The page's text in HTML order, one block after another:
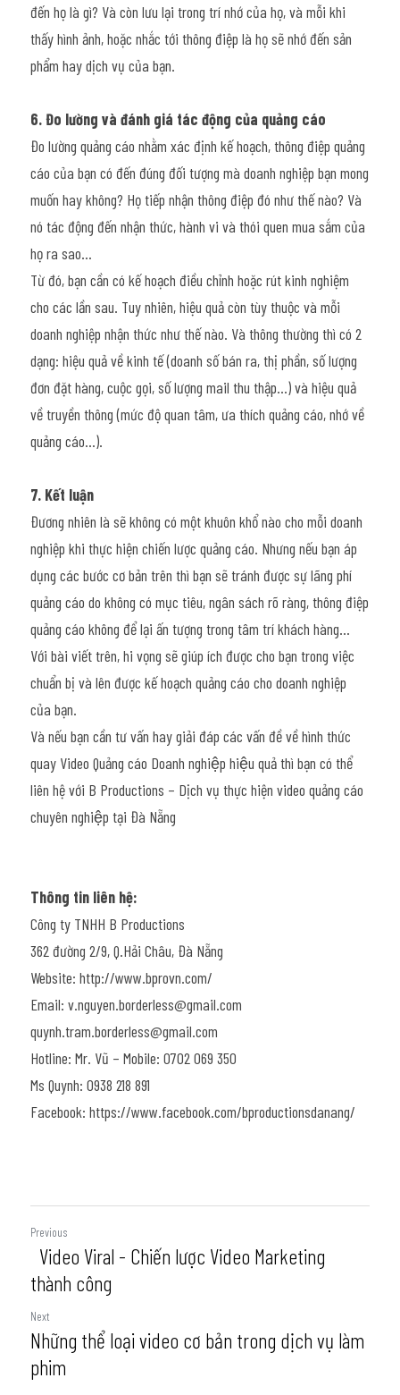
đến họ là gì? Và còn lưu lại trong trí nhớ của họ, và mỗi khi
thấy hình ảnh, hoặc nhắc tới thông điệp là họ sẽ nhớ đến sản
phẩm hay dịch vụ của bạn.
6. Đo lường và đánh giá tác động của quảng cáo
Đo lường quảng cáo nhằm xác định kế hoạch, thông điệp quảng
cáo của bạn có đến đúng đối tượng mà doanh nghiệp bạn mong
muốn hay không? Họ tiếp nhận thông điệp đó như thế nào? Và
nó tác động đến nhận thức, hành vi và thói quen mua sắm của
họ ra sao…
Từ đó, bạn cần có kế hoạch điều chỉnh hoặc rút kinh nghiệm
cho các lần sau. Tuy nhiên, hiệu quả còn tùy thuộc và mỗi
doanh nghiệp nhận thức như thế nào. Và thông thường thì có 2
dạng: hiệu quả về kinh tế (doanh số bán ra, thị phần, số lượng
đơn đặt hàng, cuộc gọi, số lượng mail thu thập…) và hiệu quả
về truyền thông (mức độ quan tâm, ưa thích quảng cáo, nhớ về
quảng cáo…).
7. Kết luận
Đương nhiên là sẽ không có một khuôn khổ nào cho mỗi doanh
nghiệp khi thực hiện chiến lược quảng cáo. Nhưng nếu bạn áp
dụng các bước cơ bản trên thì bạn sẽ tránh được sự lãng phí
quảng cáo do không có mục tiêu, ngân sách rõ ràng, thông điệp
quảng cáo không để lại ấn tượng trong tâm trí khách hàng…
Với bài viết trên, hi vọng sẽ giúp ích được cho bạn trong việc
chuẩn bị và lên được kế hoạch quảng cáo cho doanh nghiệp
của bạn.
Và nếu bạn cần tư vấn hay giải đáp các vấn đề về hình thức
quay Video Quảng cáo Doanh nghiệp hiệu quả thì bạn có thể
liên hệ với B Productions – Dịch vụ thực hiện video quảng cáo
chuyên nghiệp tại Đà Nẵng
Thông tin liên hệ:
Công ty TNHH B Productions
362 đường 2/9, Q.Hải Châu, Đà Nẵng
Website: http://www.bprovn.com/
Email: v.nguyen.borderless@gmail.com
quynh.tram.borderless@gmail.com
Hotline: Mr. Vũ – Mobile: 0702 069 350
Ms Quynh: 0938 218 891
Facebook: https://www.facebook.com/bproductionsdanang/
Previous
Video Viral - Chiến lược Video Marketing
thành công
Next
Những thể loại video cơ bản trong dịch vụ làm
phim